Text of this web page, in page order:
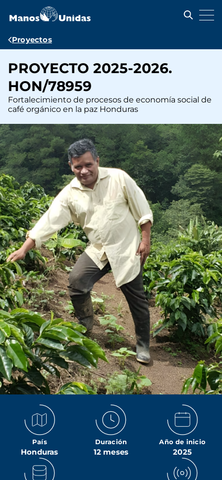
contenido
Ruta
navegación
Proyectos
PROYECTO 2025-2026.
HON/78959
Fortalecimiento de procesos de economía social de
café orgánico en la paz Honduras
País
Honduras
Duración
12 meses
Año de inicio
2025